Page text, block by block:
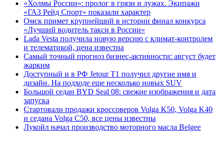
«Холмы России»: пролог в грязи и лужах. Экипажи
«ГАЗ Рейд Спорт» показали характер
Омск примет крупнейший в истории финал конкурса
«Лучший водитель такси в России»
Lada Vesta получила новую версию с климат-контролем
и телематикой, цена известна
Самый точный прогноз бизнес-активности: август будет
жарким
Доступный и в РФ Jetour T1 получил другие имя и
дизайн. На подходе еще несколько новых SUV
Большой седан BYD Seal 08: свежие изображения и дата
запуска
Стартовали продажи кроссоверов Volga K50, Volga K40
и седана Volga C50, все цены известны
Лукойл начал производство моторного масла Belgee